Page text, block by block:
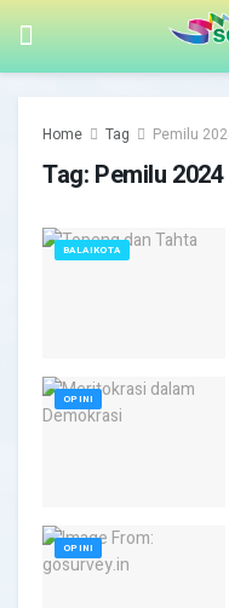
Home Tag Pemilu
Tag: Pemilu 2024
BALAIKOTA
OPINI
OPINI